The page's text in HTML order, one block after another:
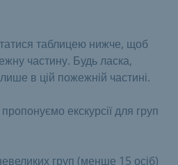
таблицею нижче, щоб
частину. Будь ласка,
в цій пожежній частині.
екскурсії для груп
груп (менше 15 осіб)